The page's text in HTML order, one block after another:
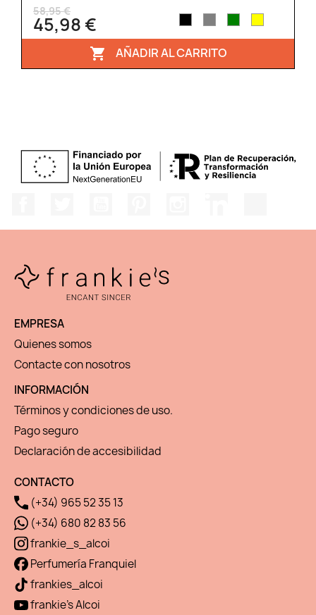
58,95 €
45,98 €
 AÑADIR AL CARRITO
EMPRESA
Quienes somos
Contacte con nosotros
INFORMACIÓN
Términos y condiciones de uso.
Pago seguro
Declaración de accesibilidad
CONTACTO
(+34) 965 52 35 13
(+34) 680 82 83 56
frankie_s_alcoi
Perfumería Franquiel
frankies_alcoi
frankie's Alcoi